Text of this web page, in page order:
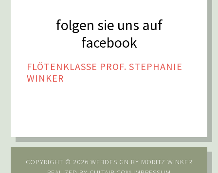
folgen sie uns auf
facebook
FLÖTENKLASSE PROF. STEPHANIE
WINKER
COPYRIGHT © 2026 WEBDESIGN BY MORITZ WINKER